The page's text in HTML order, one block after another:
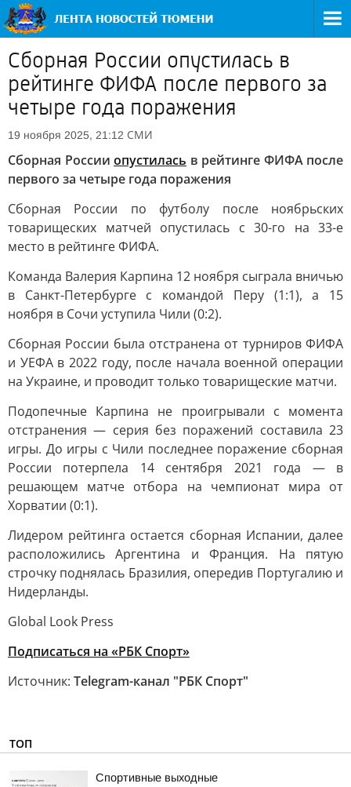
Сборная России опустилась в
рейтинге ФИФА после первого за
четыре года поражения
19 ноября 2025, 21:12 СМИ
Сборная России опустилась в рейтинге ФИФА после
первого за четыре года поражения
Сборная России по футболу после ноябрьских
товарищеских матчей опустилась с 30-го на 33-е
место в рейтинге ФИФА.
Команда Валерия Карпина 12 ноября сыграла вничью
в Санкт-Петербурге с командой Перу (1:1), а 15
ноября в Сочи уступила Чили (0:2).
Сборная России была отстранена от турниров ФИФА
и УЕФА в 2022 году, после начала военной операции
на Украине, и проводит только товарищеские матчи.
Подопечные Карпина не проигрывали с момента
отстранения — серия без поражений составила 23
игры. До игры с Чили последнее поражение сборная
России потерпела 14 сентября 2021 года — в
решающем матче отбора на чемпионат мира от
Хорватии (0:1).
Лидером рейтинга остается сборная Испании, далее
расположились Аргентина и Франция. На пятую
строчку поднялась Бразилия, опередив Португалию и
Нидерланды.
Global Look Press
Подписаться на «РБК Спорт»
Источник: Telegram-канал "РБК Спорт"
ТОП
Спортивные выходные